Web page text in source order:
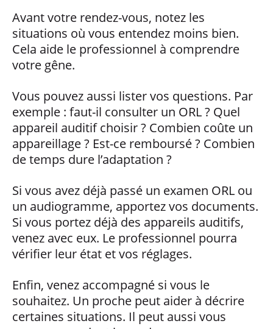
Avant votre rendez-vous, notez les
situations où vous entendez moins bien.
Cela aide le professionnel à comprendre
votre gêne.
Vous pouvez aussi lister vos questions. Par
exemple : faut-il consulter un ORL ? Quel
appareil auditif choisir ? Combien coûte un
appareillage ? Est-ce remboursé ? Combien
de temps dure l’adaptation ?
Si vous avez déjà passé un examen ORL ou
un audiogramme, apportez vos documents.
Si vous portez déjà des appareils auditifs,
venez avec eux. Le professionnel pourra
vérifier leur état et vos réglages.
Enfin, venez accompagné si vous le
souhaitez. Un proche peut aider à décrire
certaines situations. Il peut aussi vous